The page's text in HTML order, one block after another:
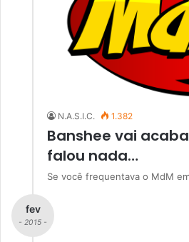
N.A.S.I.C. 1.382
Banshee vai
falou nada…
Se você frequentava o MdM
fev
- 2015 -